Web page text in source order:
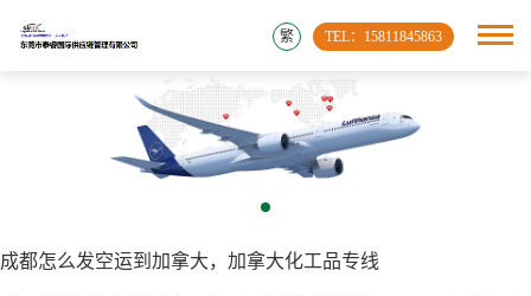
TEL：15811845863
繁
成都怎么发空运到加拿大，加拿大化工品专线